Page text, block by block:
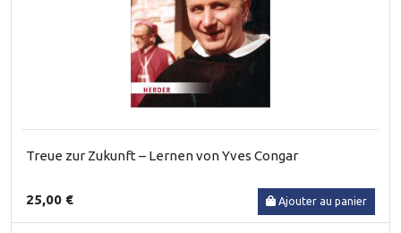
Treue zur Zukunft – Lernen von Yves Congar
25,00 € Ajouter au panier